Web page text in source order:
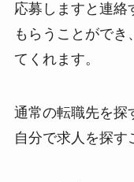
応募しますと連絡
もらうことがで
てくれます。
通常の転職先を探
自分で求人を探す